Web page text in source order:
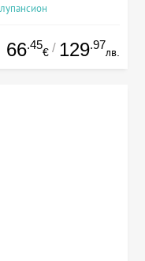
66.45
€ / 129.97
лв.